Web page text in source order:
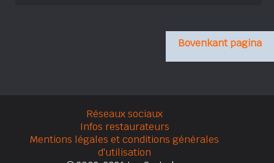
Bovenkant pagina
Réseaux sociaux
Infos restaurateurs
Mentions légales et conditions générales
d'utilisation